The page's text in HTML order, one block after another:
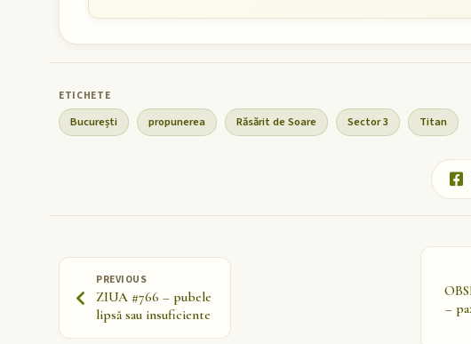
București propunerea Răsărit de Soare Sector 3 Titan
PREVIOUS
ZIUA #766 – pubele
lipsă sau insuficiente
–